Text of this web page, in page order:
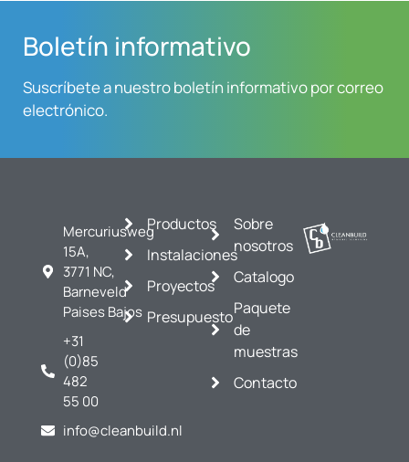
Boletín informativo
Suscríbete a nuestro boletín informativo por correo
electrónico.
Mercuriusweg
15A,
3771 NC,
Barneveld
Paises Bajos
+31
(0)85
482
55 00
info@cleanbuild.nl
Productos
Instalaciones
Proyectos
Presupuesto
Sobre
nosotros
Catalogo
Paquete
de
muestras
Contacto